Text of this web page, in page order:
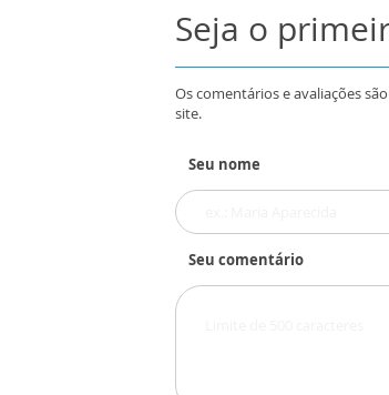
Seja o
Os comentários e avaliações
site.
Seu nome
Seu comentário